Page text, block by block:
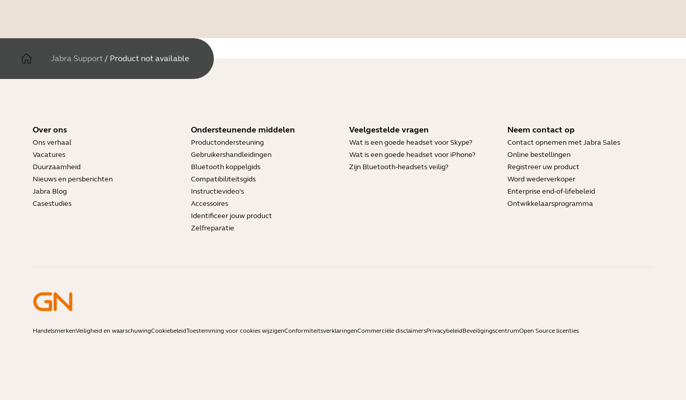
Jabra Support / Product not available
Over ons
Ons verhaal
Vacatures
Duurzaamheid
Nieuws en persberichten
Jabra Blog
Casestudies
Ondersteunende middelen
Productondersteuning
Gebruikershandleidingen
Bluetooth koppelgids
Compatibiliteitsgids
Instructievideo's
Accessoires
Identificeer jouw product
Zelfreparatie
Veelgestelde vragen
Wat is een goede headset voor Skype?
Wat is een goede headset voor iPhone?
Zijn Bluetooth-headsets veilig?
Neem contact op
Contact opnemen met Jabra Sales
Online bestellingen
Registreer uw product
Word wederverkoper
Enterprise end-of-lifebeleid
Ontwikkelaarsprogramma
HandelsmerkenVeiligheid en waarschuwingCookiebeleidToestemming voor cookies wijzigenConformiteitsverklaringenCommerciële disclaimersPrivacybeleidBeveiligingscentrumOpen Source licenties